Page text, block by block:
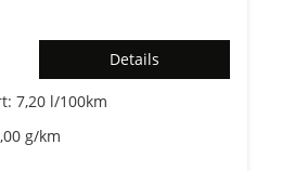
Details
7,20 l/100km
g/km